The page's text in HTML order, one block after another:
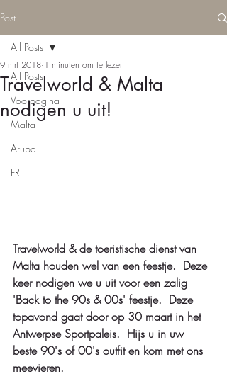
Post
All Posts
Voorpagina
Malta
Aruba
FR
All Posts
Travelworld & Malta
nodigen u uit!
9 mrt 2018 1 minuten om te lezen
Travelworld & de toeristische dienst van
Malta houden wel van een feestje.  Deze
keer nodigen we u uit voor een zalig
'Back to the 90s & 00s' feestje.  Deze
topavond gaat door op 30 maart in het
Antwerpse Sportpaleis.  Hijs u in uw
beste 90's of 00's outfit en kom met ons
meevieren.